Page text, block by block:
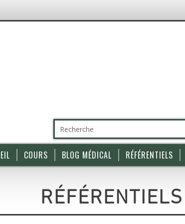
COURS BLOG MÉDICAL RÉFÉRENTIELS
RÉFÉRENTIELS